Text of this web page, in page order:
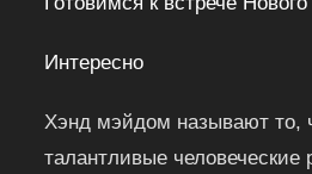
Интересно
Хэнд мэйдом называют то,
талантливые